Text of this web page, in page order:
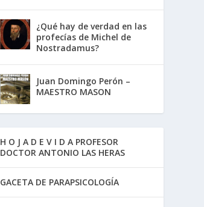
¿Qué hay de verdad en las
profecías de Michel de
Nostradamus?
Juan Domingo Perón –
MAESTRO MASON
H O J A D E V I D A PROFESOR
DOCTOR ANTONIO LAS HERAS
GACETA DE PARAPSICOLOGÍA